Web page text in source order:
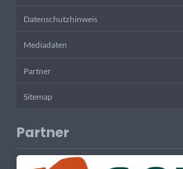
Datenschutzhinweis
Mediadaten
Partner
Sitemap
Partner